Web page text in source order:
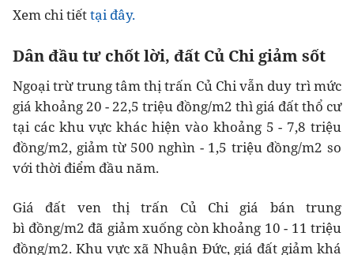
Xem chi tiếttại đây.
Dân đầu tư chốt lời, đất Củ Chi giảm sốt
Ngoại trừ trung tâm thị trấn Củ Chi vẫn duy trì mức
giá khoảng 20 - 22,5 triệu đồng/m2 thì giá đất thổ cư
tại các khu vực khác hiện vào khoảng 5 - 7,8 triệu
đồng/m2, giảm từ 500 nghìn - 1,5 triệu đồng/m2 so
với thời điểm đầu năm.
Giá đất ven thị trấn Củ Chi giá bán trung
bì đồng/m2 đã giảm xuống còn khoảng 10 - 11 triệu
đồng/m2. Khu vực xã Nhuận Đức, giá đất giảm khá